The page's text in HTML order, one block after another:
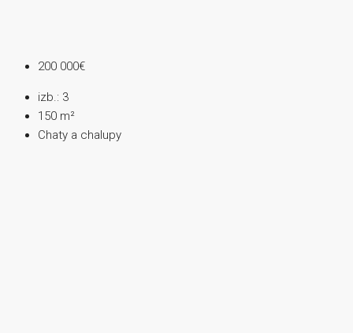
200 000€
izb.: 3
150 m²
Chaty a chalupy